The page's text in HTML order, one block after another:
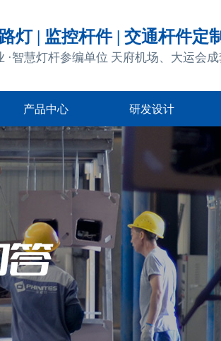
灯 | 监控杆件 | 交通杆件定
·智慧灯杆参编单位 天府机场、大运会
产品中心 研发设计